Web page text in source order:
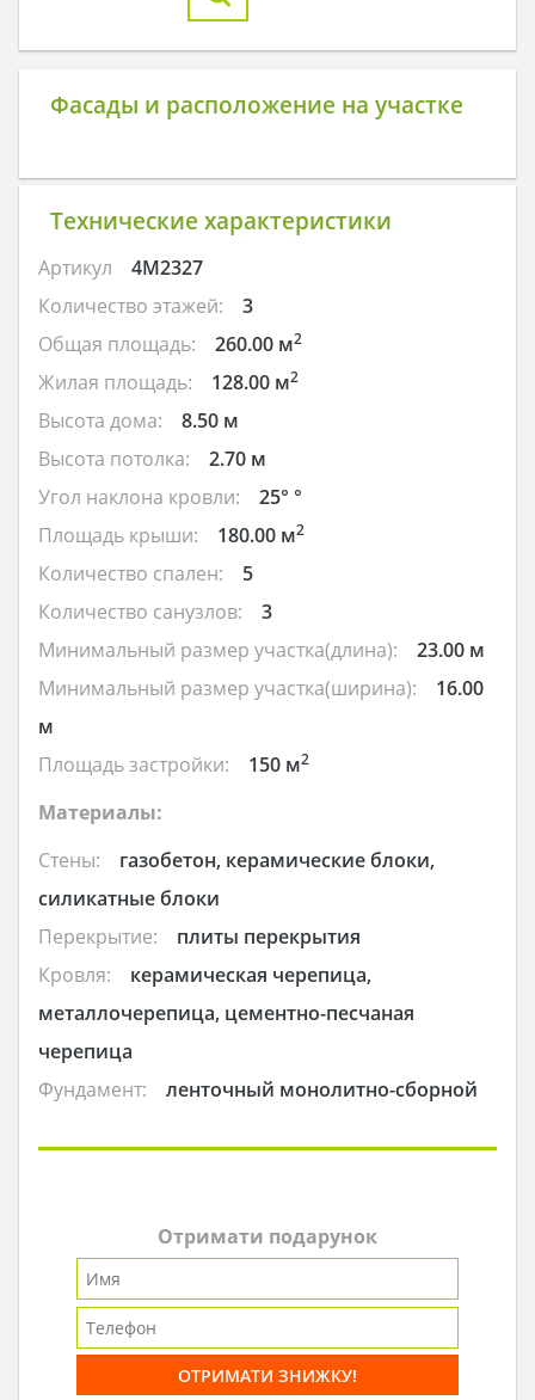
Фасады и расположение на участке
Технические характеристики
Артикул
4M2327
Количество этажей:
3
Общая площадь:
260.00 м2
Жилая площадь: 128.00 м2
Высота дома:
8.50 м
Высота потолка:
2.70 м
Угол наклона кровли:
25° °
Площадь крыши:
180.00 м2
Количество спален:
5
Количество санузлов:
3
Минимальный размер участка(длина):
23.00 м
Минимальный размер участка(ширина):
16.00
м
Площадь застройки:
150 м2
Материалы:
Стены:
газобетон, керамические блоки,
силикатные блоки
Перекрытие:
плиты перекрытия
Кровля:
керамическая черепица,
металлочерепица, цементно-песчаная
черепица
Фундамент:
ленточный монолитно-сборной
Отримати подарунок